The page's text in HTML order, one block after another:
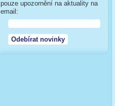
pouze upozornění na aktuality na
email: